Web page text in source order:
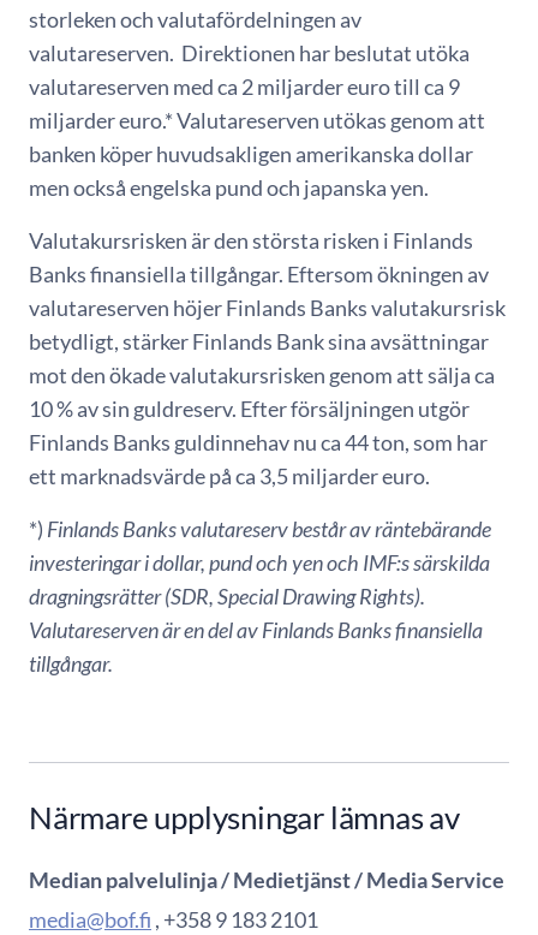
storleken och valutafördelningen av
valutareserven. Direktionen har beslutat utöka
valutareserven med ca 2 miljarder euro till ca 9
miljarder euro.* Valutareserven utökas genom att
banken köper huvudsakligen amerikanska dollar
men också engelska pund och japanska yen.
Valutakursrisken är den största risken i Finlands
Banks finansiella tillgångar. Eftersom ökningen av
valutareserven höjer Finlands Banks valutakursrisk
betydligt, stärker Finlands Bank sina avsättningar
mot den ökade valutakursrisken genom att sälja ca
10 % av sin guldreserv. Efter försäljningen utgör
Finlands Banks guldinnehav nu ca 44 ton, som har
ett marknadsvärde på ca 3,5 miljarder euro.
*) Finlands Banks valutareserv består av räntebärande
investeringar i dollar, pund och yen och IMF:s särskilda
dragningsrätter (SDR, Special Drawing Rights).
Valutareserven är en del av Finlands Banks finansiella
tillgångar.
Närmare upplysningar lämnas av
Median palvelulinja / Medietjänst / Media Service
media@bof.fi , +358 9 183 2101